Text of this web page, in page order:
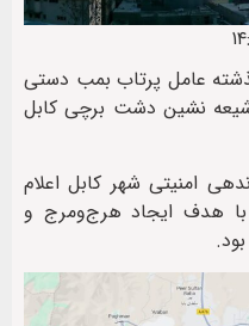
عامل پرتاب بمب دستی
نشین دشت برچی کابل
امنیتی شهر کابل اعلام
هدف ایجاد هرج‌ومرج و